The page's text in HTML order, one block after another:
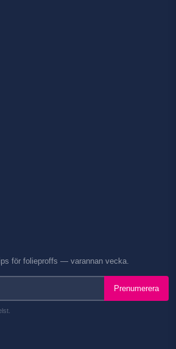
för folieproffs — varannan vecka.
Prenumerera